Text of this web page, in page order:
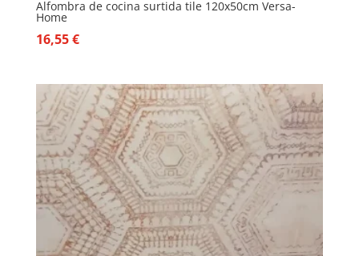
Alfombra de cocina surtida tile 120x50cm Versa-
Home
16,55€